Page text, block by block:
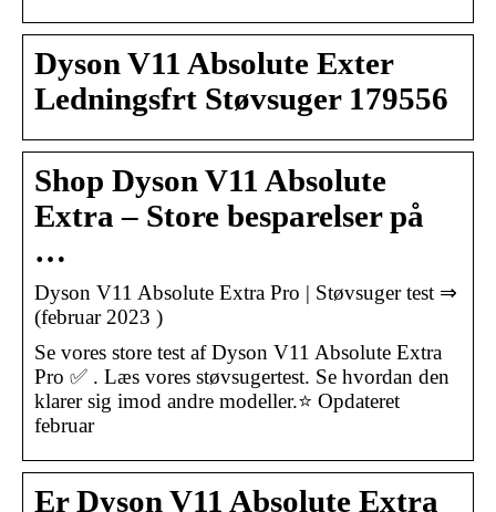
Dyson V11 Absolute Exter
Ledningsfrt Støvsuger 179556
Shop Dyson V11 Absolute
Extra – Store besparelser på
…
Dyson V11 Absolute Extra Pro | Støvsuger test ⇒
(februar 2023 )
Se vores store test af Dyson V11 Absolute Extra
Pro ✅ . Læs vores støvsugertest. Se hvordan den
klarer sig imod andre modeller.⭐ Opdateret
februar
Er Dyson V11 Absolute Extra